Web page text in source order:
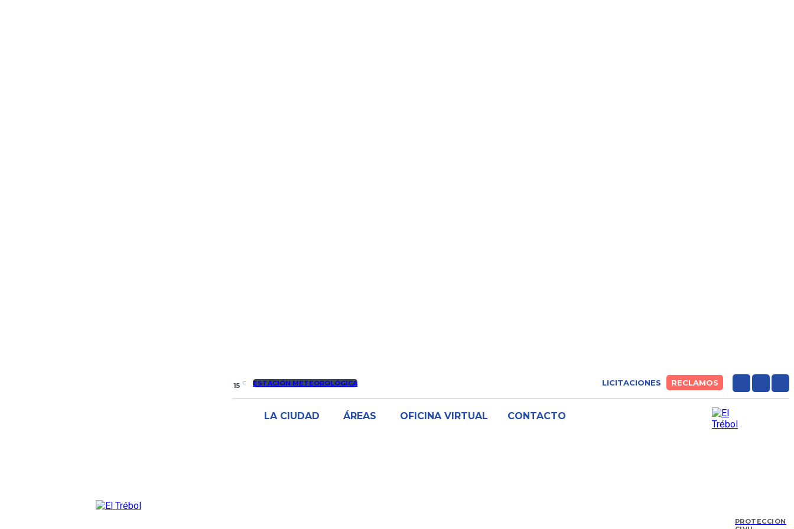
15 C ESTACIÓN METEOROLÓGICA LICITACIONES RECLAMOS
LA CIUDAD ÁREAS OFICINA VIRTUAL CONTACTO
PROTECCIÓN